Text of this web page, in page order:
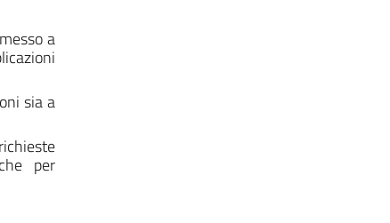
a
sia a
per